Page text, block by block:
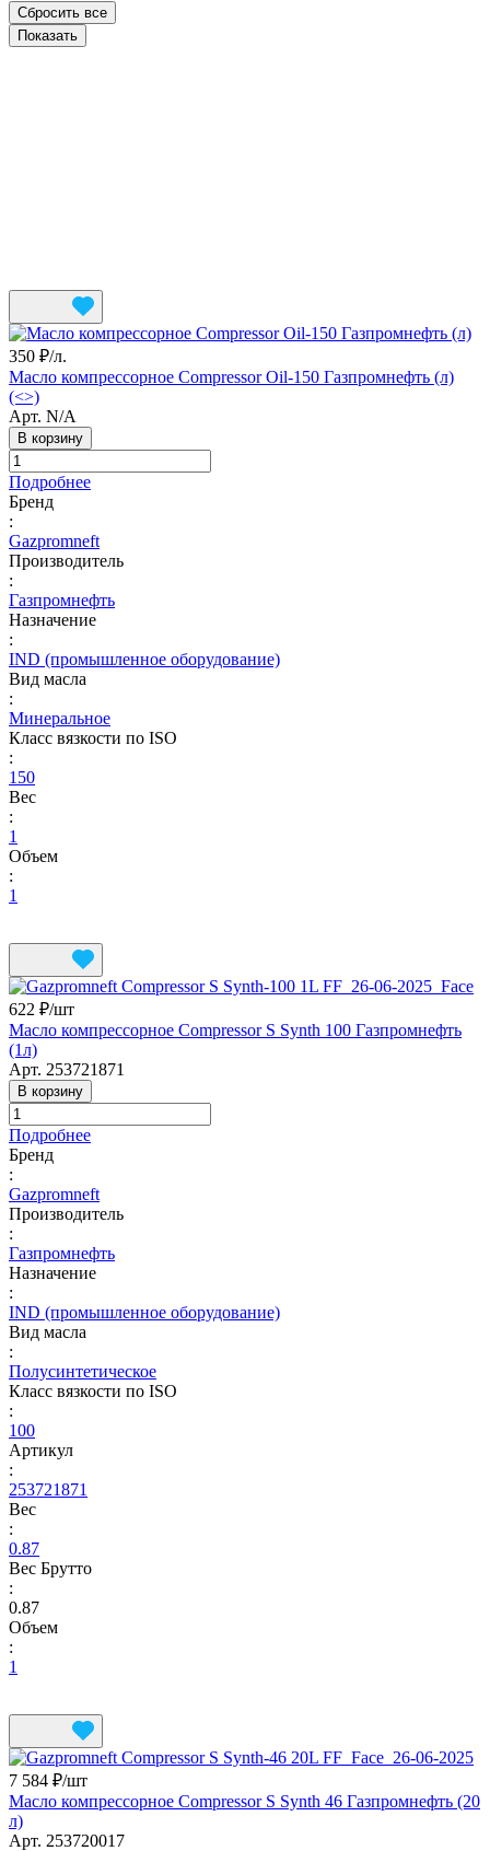
Сбросить все
350 ₽/л.
Масло компрессорное Compressor Oil-150 Газпромнефть (л)
(<>)
Арт. N/A
В корзину
Подробнее
Бренд
:
Gazpromneft
Производитель
:
Газпромнефть
Назначение
:
IND (промышленное оборудование)
Вид масла
:
Минеральное
Класс вязкости по ISO
:
150
Вес
:
1
Объем
:
1
622 ₽/шт
Масло компрессорное Compressor S Synth 100 Газпромнефть
(1л)
Арт. 253721871
В корзину
Подробнее
Бренд
:
Gazpromneft
Производитель
:
Газпромнефть
Назначение
:
IND (промышленное оборудование)
Вид масла
:
Полусинтетическое
Класс вязкости по ISO
:
100
Артикул
:
253721871
Вес
:
0.87
Вес Брутто
:
0.87
Объем
:
1
7 584 ₽/шт
Масло компрессорное Compressor S Synth 46 Газпромнефть (20
л)
Арт. 253720017